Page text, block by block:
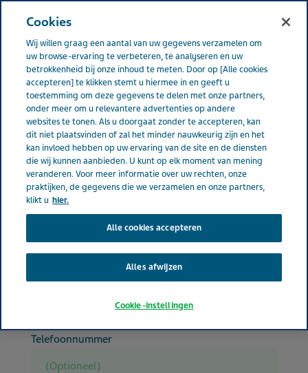
Nederland Contact Contact opnemen
Contact opnemen
Contactformulier
Naam(required)
(required)
Telefoonnummer
Cookies
Wij willen graag een aantal van uw gegevens verzamelen om
uw browse-ervaring te verbeteren, te analyseren en uw
betrokkenheid bij onze inhoud te meten. Door op [Alle cookies
accepteren] te klikken stemt u hiermee in en geeft u
toestemming om deze gegevens te delen met onze partners,
onder meer om u relevantere advertenties op andere
websites te tonen. Als u doorgaat zonder te accepteren, kan
dit niet plaatsvinden of zal het minder nauwkeurig zijn en het
kan invloed hebben op uw ervaring van de site en de diensten
die wij kunnen aanbieden. U kunt op elk moment van mening
veranderen. Voor meer informatie over uw rechten, onze
praktijken, de gegevens die we verzamelen en onze partners,
klikt u hier.
Alle cookies accepteren
Alles afwijzen
Cookie-instellingen